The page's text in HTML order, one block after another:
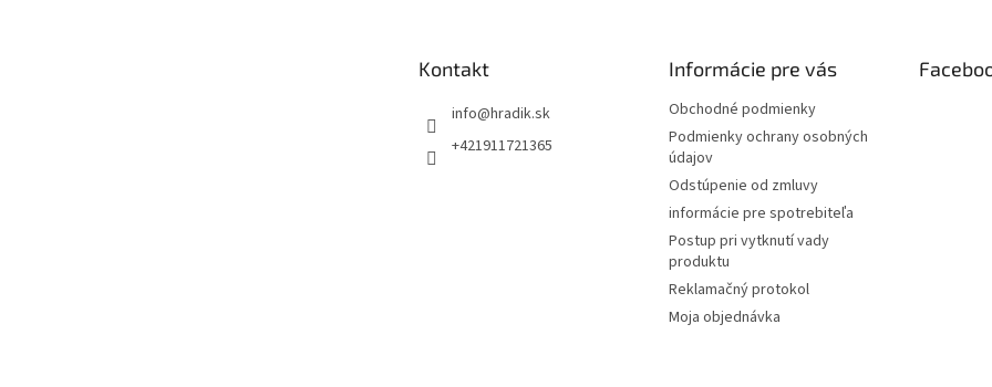
Kontakt
info@hradik.sk
+421911721365
Informácie pre vás
Obchodné podmienky
Podmienky ochrany osobných
údajov
Odstúpenie od zmluvy
informácie pre spotrebiteľa
Postup pri vytknutí vady
produktu
Reklamačný protokol
Moja objednávka